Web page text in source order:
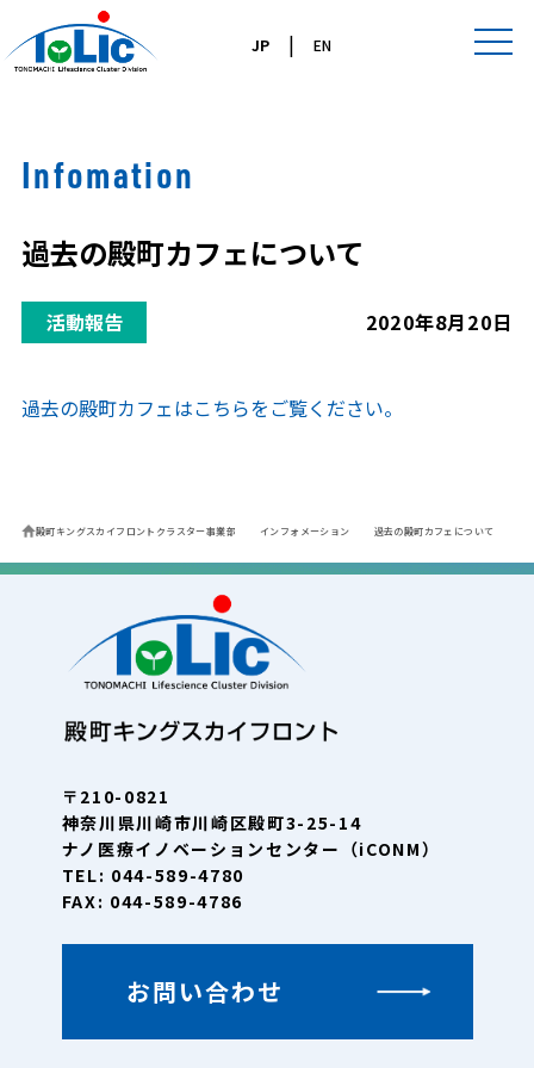
JP| EN
Infomation
過去の殿町カフェについて
活動報告 2020年8月20日
過去の殿町カフェはこちらをご覧ください。
殿町キングスカイフロントクラスター事業部 インフォメーション 過去の殿町カフェについて
〒210-0821
神奈川県川崎市川崎区殿町3-25-14
ナノ医療イノベーションセンター（iCONM）
TEL: 044-589-4780
FAX: 044-589-4786
お問い合わせ